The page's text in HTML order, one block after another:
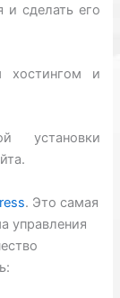
и сделать его
хостингом и
установки
. Это самая
управления